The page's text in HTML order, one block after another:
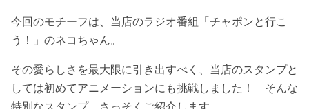
今回のモチーフは、当店のラジオ番組「チャポンと行こ
う！」のネコちゃん。
その愛らしさを最大限に引き出すべく、当店のスタンプと
しては初めてアニメーションにも挑戦しました！ そんな
特別なスタンプ、さっそくご紹介します。